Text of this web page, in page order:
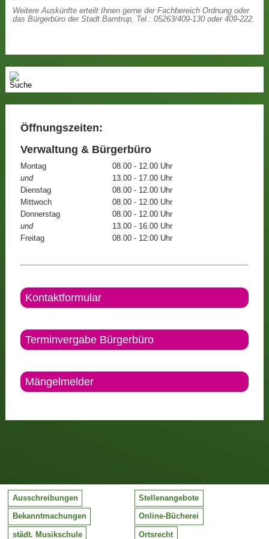
Weitere Auskünfte erteilt Ihnen gerne der Fachbereich Ordnung oder
das Bürgerbüro der Stadt Barntrup, Tel.: 05263/409-130 oder 409-222.
Öffnungszeiten:
Verwaltung & Bürgerbüro
Montag
08.00 - 12.00 Uhr
und
13.00 - 17.00 Uhr
Dienstag
08.00 - 12.00 Uhr
Mittwoch
08.00 - 12.00 Uhr
Donnerstag
08.00 - 12.00 Uhr
und
13.00 - 16.00 Uhr
Freitag
08.00 - 12:00 Uhr
Kontaktformular
Terminvergabe Bürgerbüro
Mängelmelder
Ausschreibungen Stellenangebote
Bekanntmachungen Online-Bücherei
städt. Musikschule Ortsrecht